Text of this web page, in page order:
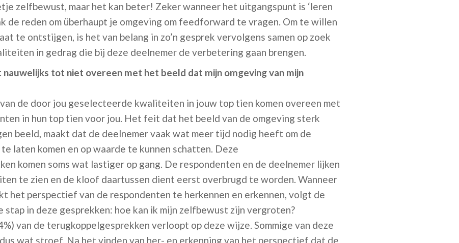
zelfbewust, maar het kan beter! Zeker wanneer het uitgangspunt is ‘leren
de reden om überhaupt je omgeving om feedforward te vragen. Om te willen
te ontstijgen, is het van belang in zo’n gesprek vervolgens samen op zoek
in gedrag die bij deze deelnemer de verbetering gaan brengen.
nauwelijks tot niet overeen met het beeld dat mijn omgeving van mijn
de door jou geselecteerde kwaliteiten in jouw top tien komen overeen met
in hun top tien voor jou. Het feit dat het beeld van de omgeving sterk
beeld, maakt dat de deelnemer vaak wat meer tijd nodig heeft om de
laten komen en op waarde te kunnen schatten. Deze
komen soms wat lastiger op gang. De respondenten en de deelnemer lijken
te zien en de kloof daartussen dient eerst overbrugd te worden. Wanneer
het perspectief van de respondenten te herkennen en erkennen, volgt de
stap in deze gesprekken: hoe kan ik mijn zelfbewust zijn vergroten?
van de terugkoppelgesprekken verloopt op deze wijze. Sommige van deze
wat stroef. Na het vinden van her- en erkenning van het perspectief dat de